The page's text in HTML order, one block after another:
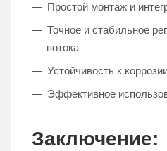
Простой монтаж и
Точное и стабильное
потока
Устойчивость к
Эффективное
Заключение: